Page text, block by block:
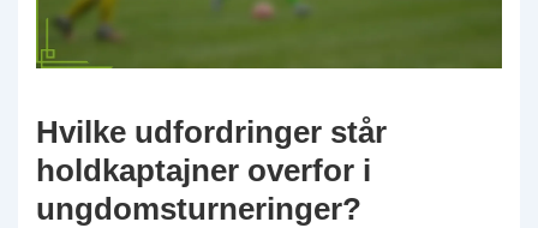
Hvilke udfordringer står
holdkaptajner overfor i
ungdomsturneringer?